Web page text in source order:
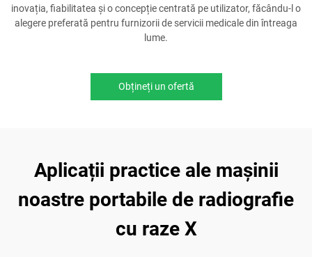
inovația, fiabilitatea și o concepție centrată pe utilizator, făcându-l o
alegere preferată pentru furnizorii de servicii medicale din întreaga
lume.
Obțineți un ofertă
Aplicații practice ale mașinii
noastre portabile de radiografie
cu raze X